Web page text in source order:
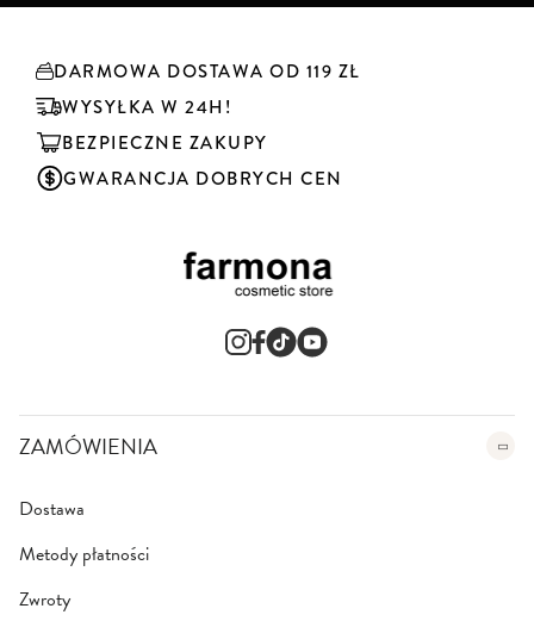
k
t
e
r
DARMOWA DOSTAWA OD 119 ZŁ
WYSYŁKA W 24H!
BEZPIECZNE ZAKUPY
GWARANCJA DOBRYCH CEN
ZAMÓWIENIA
Dostawa
Metody płatności
Zwroty